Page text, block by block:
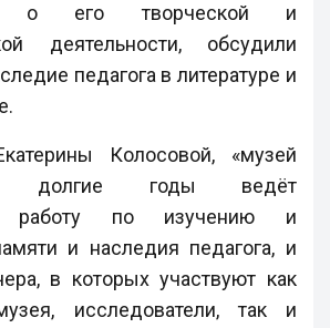
о его творческой и
деятельности, обсудили
педагога в литературе и
Колосовой, «музей
долгие годы ведёт
работу по изучению и
и наследия педагога, и
в которых участвуют как
исследователи, так и